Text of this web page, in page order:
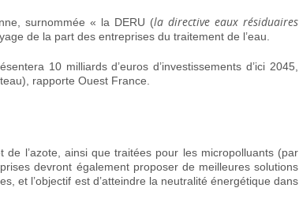
surnommée « la DERU (la directive eaux résiduaires
de la part des entreprises du traitement de l’eau
10 milliards d’euros d’investissements d’ici 2045,
rapporte Ouest France.
l’azote, ainsi que traitées pour les micropolluants (par
devront également proposer de meilleures solutions
et l’objectif est d’atteindre la neutralité énergétique dans